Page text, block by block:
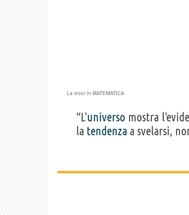
La trovi in MATEMATICA
“L'universo mostra
la tendenza a svelarsi,